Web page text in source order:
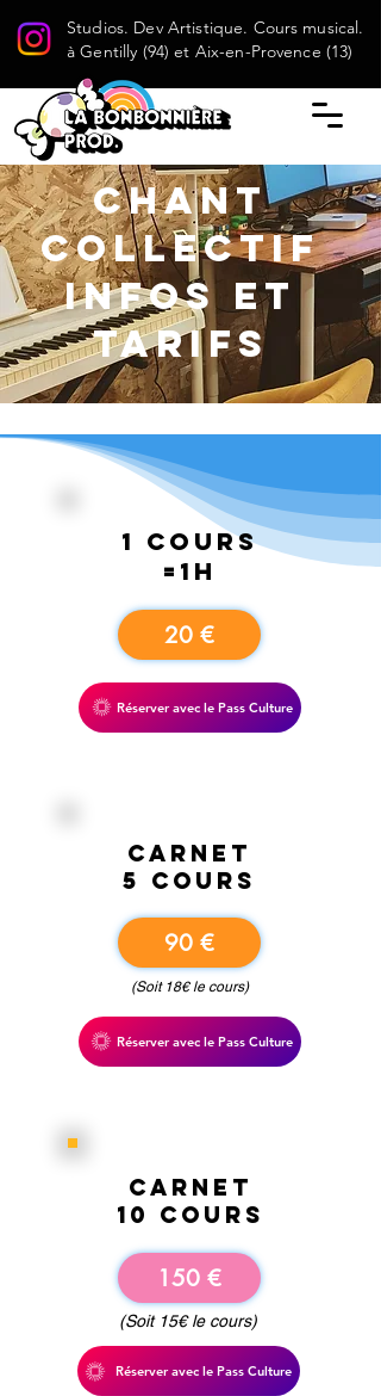
Studios. Dev Artistique. Cours musical.
à Gentilly (94) et Aix-en-Provence (13)
Chant
collectif
INFOS et
tarifs
1 cours
=1h
20 €
Réserver avec le Pass Culture
carnet
5 cours
90 €
(Soit 18€ le cours)
Réserver avec le Pass Culture
carnet
10 cours
150 €
(Soit 15€ le cours)
Réserver avec le Pass Culture